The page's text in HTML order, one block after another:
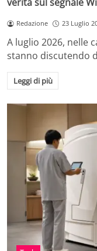
Redazione 23 Luglio
A luglio 2026, nelle
stanno discutendo
Leggi di più